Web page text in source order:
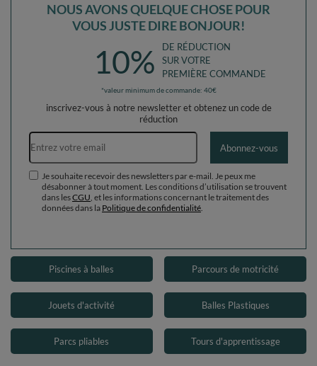
NOUS AVONS QUELQUE CHOSE POUR
VOUS JUSTE DIRE BONJOUR!
10%
DE RÉDUCTION
SUR VOTRE
PREMIÈRE COMMANDE
*valeur minimum de commande: 40€
inscrivez-vous à notre newsletter et obtenez un code de
réduction
Adresse e-mail
Abonnez-vous
Je souhaite recevoir des newsletters par e-mail. Je peux me
désabonner à tout moment. Les conditions d’utilisation se trouvent
dans lesCGU , et les informations concernant le traitement des
données dans la Politique de confidentialité
Piscines à balles Parcours de motricité
Jouets d'activité Balles Plastiques
Parcs pliables Tours d'apprentissage